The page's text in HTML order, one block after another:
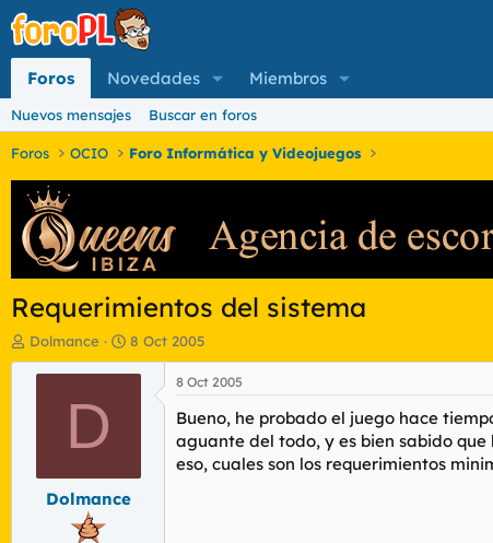
Foros Novedades Miembros
Nuevos mensajes Buscar en foros
Foros OCIO Foro Informática y Videojuegos
Requerimientos del sistema
I
n
o
Dolmance
F
e
c
i
n
8 Oct 2005
D
Dolmance
8 Oct 2005
Bueno, he probado el juego hace
aguante del todo, y es bien sabido que
eso, cuales son los requerimientos